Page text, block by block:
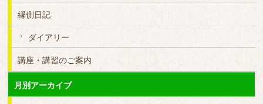
縁側日記
ダイアリー
講座・講習のご案内
月別アーカイブ